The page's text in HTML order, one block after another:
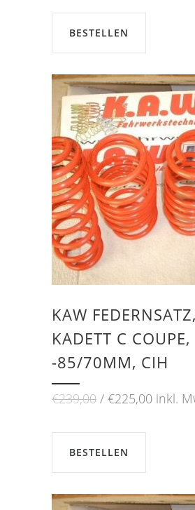
€239,00
BESTELLEN
KAW
KADETT C COUPE,
-85/70MM, CIH
€239,00Ursprünglicher
€239,00
€225,00 inkl.
BESTELLEN